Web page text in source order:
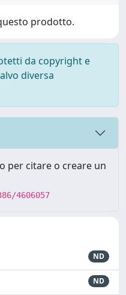
prodotto.
da copyright e
diversa
per citare o creare un
4606057
ND
ND